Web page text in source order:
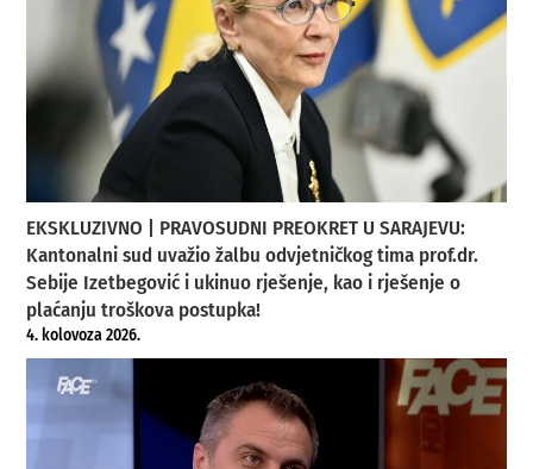
EKSKLUZIVNO | PRAVOSUDNI PREOKRET U SARAJEVU:
Kantonalni sud uvažio žalbu odvjetničkog tima prof.dr.
Sebije Izetbegović i ukinuo rješenje, kao i rješenje o
plaćanju troškova postupka!
4. kolovoza 2026.